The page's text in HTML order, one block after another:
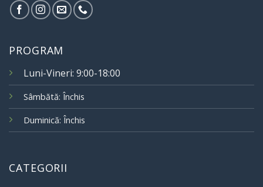
PROGRAM
Luni-Vineri: 9:00-18:00
Sâmbătă: Închis
Duminică: Închis
CATEGORII